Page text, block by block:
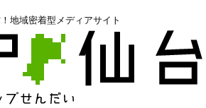
地域密着型メディアサイト